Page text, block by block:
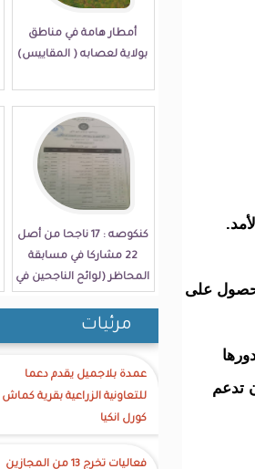
متزايدة في الحصول على
تدعم
أمطار هامة في مناطق
بولاية لعصابه ( المقاييس)
كنكوصه : 17 ناجحا من أصل
22 مشاركا في مسابقة
المحاظر (لوائح الناجحين في
مرئيات
عمدة بلاجميل يقدم دعما
للتعاونية الزراعية بقرية كماش
كورل انكيا
فعاليات تخرج 13 من المجازين